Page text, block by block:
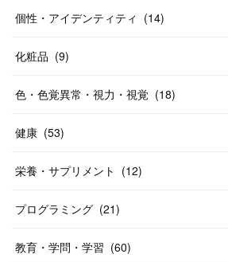
個性・アイデンティティ (14)
化粧品 (9)
色・色覚異常・視力・視覚 (18)
健康 (53)
栄養・サプリメント (12)
プログラミング (21)
教育・学問・学習 (60)